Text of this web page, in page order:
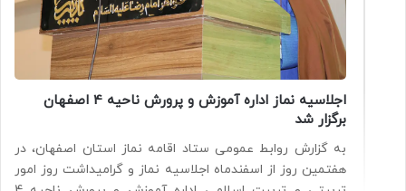
اجلاسیه نماز اداره آموزش و پرورش ناحیه 4 اصفهان
برگزار شد
به گزارش روابط عمومی ستاد اقامه نماز استان اصفهان، در
هفتمین روز از اسفندماه اجلاسیه نماز و گرامیداشت روز امور